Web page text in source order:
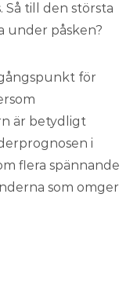
till den största
under påsken?
för
är betydligt
i
flera spännande
som omger